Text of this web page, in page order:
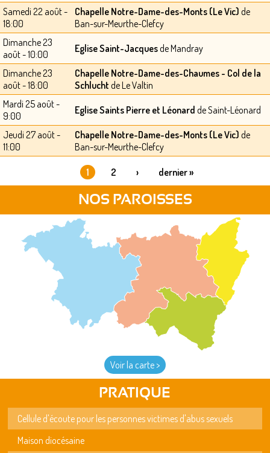
Samedi 22 août -
18:00
Chapelle Notre-Dame-des-Monts (Le Vic) de
Ban-sur-Meurthe-Clefcy
Dimanche 23
août - 10:00
Eglise Saint-Jacquesde Mandray
Dimanche 23
août - 18:00
Chapelle Notre-Dame-des-Chaumes - Col de la
Schlucht de Le Valtin
Mardi 25 août -
9:00
Eglise Saints Pierre et Léonard de Saint-Léonard
Jeudi 27 août -
11:00
Chapelle Notre-Dame-des-Monts (Le Vic) de
Ban-sur-Meurthe-Clefcy
1 2 › dernier »
NOS PAROISSES
Voir la carte >
PRATIQUE
Cellule d'écoute pour les personnes victimes d'abus sexuels
Maison diocésaine